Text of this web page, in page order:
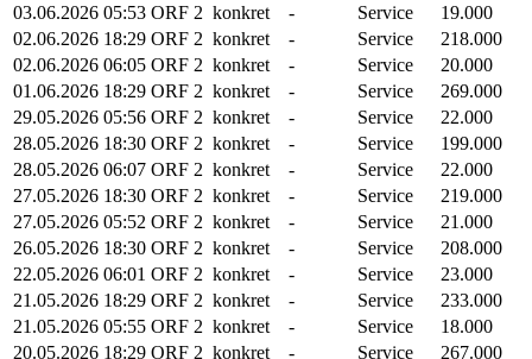
03.06.2026 05:53 ORF 2 konkret - Service
19.000
02.06.2026 18:29 ORF 2 konkret - Service
218.000
02.06.2026 06:05 ORF 2 konkret - Service
20.000
01.06.2026 18:29 ORF 2 konkret - Service
269.000
29.05.2026 05:56 ORF 2 konkret - Service
22.000
28.05.2026 18:30 ORF 2 konkret - Service
199.000
28.05.2026 06:07 ORF 2 konkret - Service
22.000
27.05.2026 18:30 ORF 2 konkret - Service
219.000
27.05.2026 05:52 ORF 2 konkret - Service
21.000
26.05.2026 18:30 ORF 2 konkret - Service
208.000
22.05.2026 06:01 ORF 2 konkret - Service
23.000
21.05.2026 18:29 ORF 2 konkret - Service
233.000
21.05.2026 05:55 ORF 2 konkret - Service
18.000
20.05.2026 18:29 ORF 2 konkret - Service
267.000